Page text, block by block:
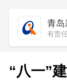
青岛
有责
“八一”